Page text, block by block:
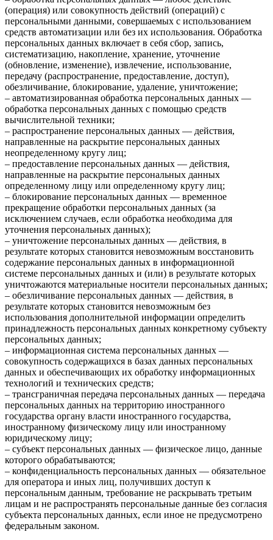
(операция) или совокупность действий (операций) с
персональными данными, совершаемых с использованием
средств автоматизации или без их использования. Обработка
персональных данных включает в себя сбор, запись,
систематизацию, накопление, хранение, уточнение
(обновление, изменение), извлечение, использование,
передачу (распространение, предоставление, доступ),
обезличивание, блокирование, удаление, уничтожение;
– автоматизированная обработка персональных данных —
обработка персональных данных с помощью средств
вычислительной техники;
– распространение персональных данных — действия,
направленные на раскрытие персональных данных
неопределенному кругу лиц;
– предоставление персональных данных — действия,
направленные на раскрытие персональных данных
определенному лицу или определенному кругу лиц;
– блокирование персональных данных — временное
прекращение обработки персональных данных (за
исключением случаев, если обработка необходима для
уточнения персональных данных);
– уничтожение персональных данных — действия, в
результате которых становится невозможным восстановить
содержание персональных данных в информационной
системе персональных данных и (или) в результате которых
уничтожаются материальные носители персональных данных;
– обезличивание персональных данных — действия, в
результате которых становится невозможным без
использования дополнительной информации определить
принадлежность персональных данных конкретному субъекту
персональных данных;
– информационная система персональных данных —
совокупность содержащихся в базах данных персональных
данных и обеспечивающих их обработку информационных
технологий и технических средств;
– трансграничная передача персональных данных — передача
персональных данных на территорию иностранного
государства органу власти иностранного государства,
иностранному физическому лицу или иностранному
юридическому лицу;
– субъект персональных данных — физическое лицо, данные
которого обрабатываются;
– конфиденциальность персональных данных — обязательное
для оператора и иных лиц, получивших доступ к
персональным данным, требование не раскрывать третьим
лицам и не распространять персональные данные без согласия
субъекта персональных данных, если иное не предусмотрено
федеральным законом.